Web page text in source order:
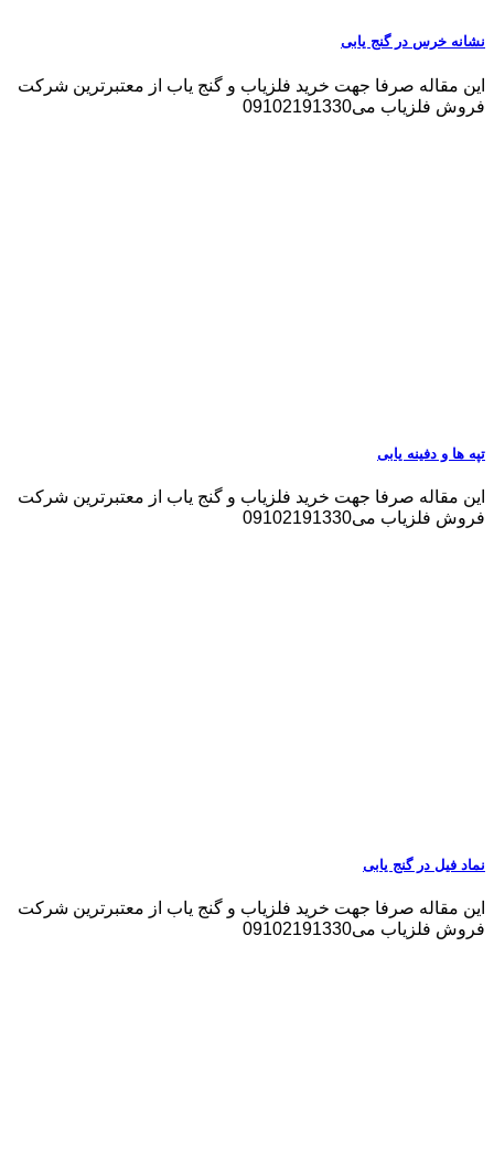
نشانه خرس در گنج یابی
این مقاله صرفا جهت خرید فلزیاب و گنج یاب از معتبرترین شرکت
فروش فلزیاب می09102191330
تپه ها و دفینه یابی
این مقاله صرفا جهت خرید فلزیاب و گنج یاب از معتبرترین شرکت
فروش فلزیاب می09102191330
نماد فیل در گنج یابی
این مقاله صرفا جهت خرید فلزیاب و گنج یاب از معتبرترین شرکت
فروش فلزیاب می09102191330